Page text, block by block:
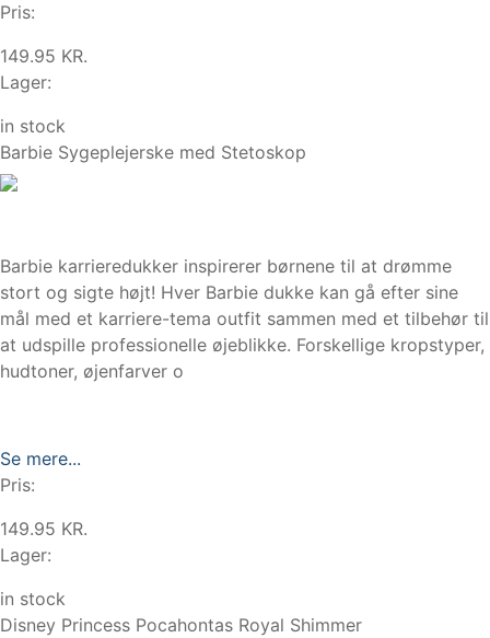
Pris:
149.95 KR.
Lager:
in stock
Barbie Sygeplejerske med Stetoskop
Barbie karrieredukker inspirerer børnene til at drømme
stort og sigte højt! Hver Barbie dukke kan gå efter sine
mål med et karriere-tema outfit sammen med et tilbehør til
at udspille professionelle øjeblikke. Forskellige kropstyper,
hudtoner, øjenfarver o
Se mere...
Pris:
149.95 KR.
Lager:
in stock
Disney Princess Pocahontas Royal Shimmer